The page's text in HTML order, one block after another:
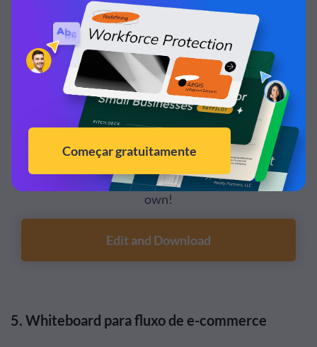
Customize this template and make it your
own!
Edit and Download
5. Whiteboard para fluxo de e-commerce